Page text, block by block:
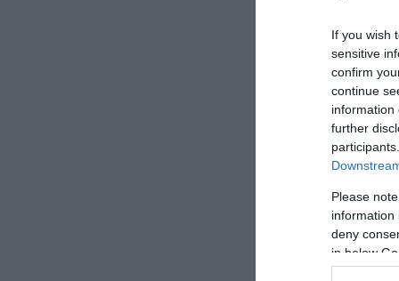
If you wish
sensitive
confirm
continue
information
further
Please
information
deny
in below